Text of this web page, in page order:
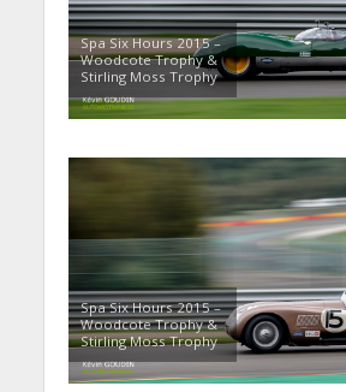
Spa Six Hours 2015 –
Woodcote Trophy &
Stirling Moss Trophy
Spa Six Hours 2015 –
Woodcote Trophy &
Stirling Moss Trophy